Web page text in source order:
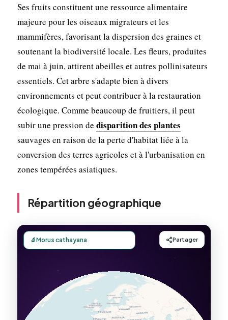
Ses fruits constituent une ressource alimentaire
majeure pour les oiseaux migrateurs et les
mammifères, favorisant la dispersion des graines et
soutenant la biodiversité locale. Les fleurs, produites
de mai à juin, attirent abeilles et autres pollinisateurs
essentiels. Cet arbre s'adapte bien à divers
environnements et peut contribuer à la restauration
écologique. Comme beaucoup de fruitiers, il peut
subir une pression de disparition des plantes
sauvages en raison de la perte d'habitat liée à la
conversion des terres agricoles et à l'urbanisation en
zones tempérées asiatiques.
Répartition géographique